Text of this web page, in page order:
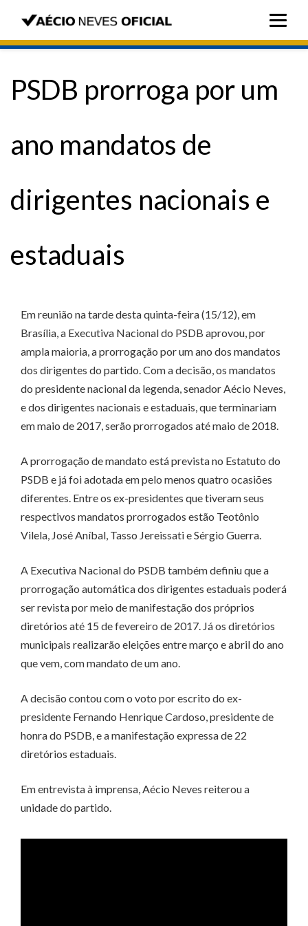
PSDB prorroga por um
ano mandatos de
dirigentes nacionais e
estaduais
Em reunião na tarde desta quinta-feira (15/12), em
Brasília, a Executiva Nacional do PSDB aprovou, por
ampla maioria, a prorrogação por um ano dos mandatos
dos dirigentes do partido. Com a decisão, os mandatos
do presidente nacional da legenda, senador Aécio Neves,
e dos dirigentes nacionais e estaduais, que terminariam
em maio de 2017, serão prorrogados até maio de 2018.
A prorrogação de mandato está prevista no Estatuto do
PSDB e já foi adotada em pelo menos quatro ocasiões
diferentes. Entre os ex-presidentes que tiveram seus
respectivos mandatos prorrogados estão Teotônio
Vilela, José Aníbal, Tasso Jereissati e Sérgio Guerra.
A Executiva Nacional do PSDB também definiu que a
prorrogação automática dos dirigentes estaduais poderá
ser revista por meio de manifestação dos próprios
diretórios até 15 de fevereiro de 2017. Já os diretórios
municipais realizarão eleições entre março e abril do ano
que vem, com mandato de um ano.
A decisão contou com o voto por escrito do ex-
presidente Fernando Henrique Cardoso, presidente de
honra do PSDB, e a manifestação expressa de 22
diretórios estaduais.
Em entrevista à imprensa, Aécio Neves reiterou a
unidade do partido.